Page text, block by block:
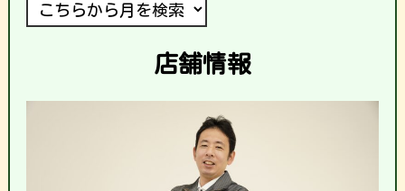
店舗情報